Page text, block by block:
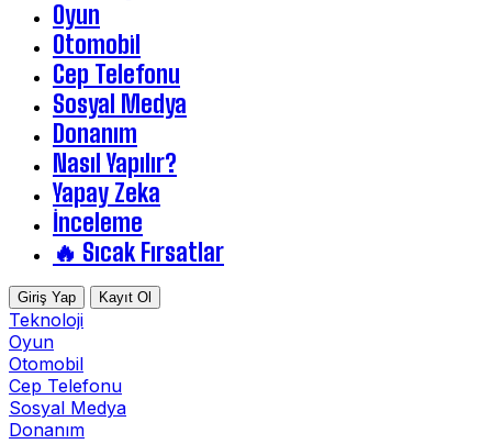
Oyun
Otomobil
Cep Telefonu
Sosyal Medya
Donanım
Nasıl Yapılır?
Yapay Zeka
İnceleme
🔥 Sıcak Fırsatlar
Giriş Yap Kayıt Ol
Teknoloji
Oyun
Otomobil
Cep Telefonu
Sosyal Medya
Donanım